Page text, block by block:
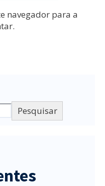
navegador para a
Pesquisar